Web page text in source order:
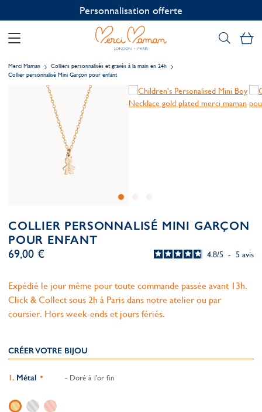
Personnalisation offerte
Merci Maman
Colliers personnalisés et gravés à la main en 24h
Collier personnalisé Mini Garçon pour enfant
COLLIER PERSONNALISÉ MINI GARÇON
POUR ENFANT
4.8/5 - 5 avis
69,00 €
Expédié le jour même pour toute commande passée avant 13h.
Click & Collect sous 2h à Paris dans notre atelier ou par
coursier. Hors week-ends et jours fériés.
CRÉER VOTRE BIJOU
Métal - Doré à l'or fin